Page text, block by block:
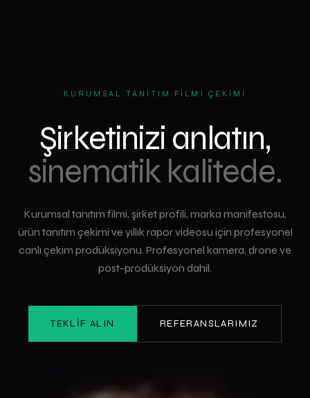
KURUMSAL TANITIM FILMI ÇEKIMI
Şirketinizi anlatın,
sinematik kalitede.
Kurumsal tanıtım filmi, şirket profili, marka manifestosu,
ürün tanıtım çekimi ve yıllık rapor videosu için profesyonel
canlı çekim prodüksiyonu. Profesyonel kamera, drone ve
post-prodüksiyon dahil.
TEKLIF ALIN REFERANSLARIMIZ